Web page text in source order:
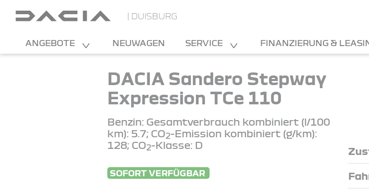
| DUISBURG
ANGEBOTE NEUWAGEN SERVICE FINANZIERUNG &
DACIA Sandero Stepway
Expression TCe 110
Benzin: Gesamtverbrauch kombiniert (l/100
km): 5.7; CO2-Emission kombiniert (g/km):
128; CO2-Klasse: D
SOFORT VERFÜGBAR